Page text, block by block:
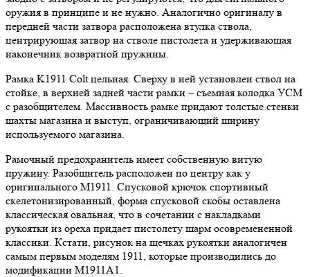
оружия в принципе и не нужно. Аналогично оригиналу в
передней части затвора расположена втулка ствола,
центрирующая затвор на стволе пистолета и удерживающая
наконечник возвратной пружины.
Рамка K1911 Colt цельная. Сверху в ней установлен ствол на
стойке, в верхней задней части рамки – съемная колодка УСМ
с разобщителем. Массивность рамке придают толстые стенки
шахты магазина и выступ, ограничивающий ширину
используемого магазина.
Рамочный предохранитель имеет собственную витую
пружину. Разобщитель расположен по центру как у
оригинального М1911. Спусковой крючок спортивный
скелетонизированный, форма спусковой скобы оставлена
классическая овальная, что в сочетании с накладками
рукоятки из ореха придает пистолету шарм осовремененной
классики. Кстати, рисунок на щечках рукоятки аналогичен
самым первым моделям 1911, которые производились до
модификации М1911А1.